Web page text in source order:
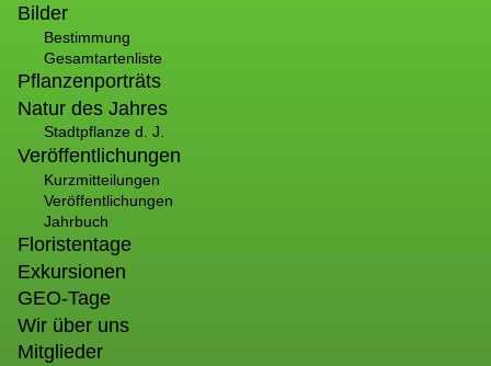
Bilder
Bestimmung
Gesamtartenliste
Pflanzenporträts
Natur des Jahres
Stadtpflanze d. J.
Veröffentlichungen
Kurzmitteilungen
Veröffentlichungen
Jahrbuch
Floristentage
Exkursionen
GEO-Tage
Wir über uns
Mitglieder